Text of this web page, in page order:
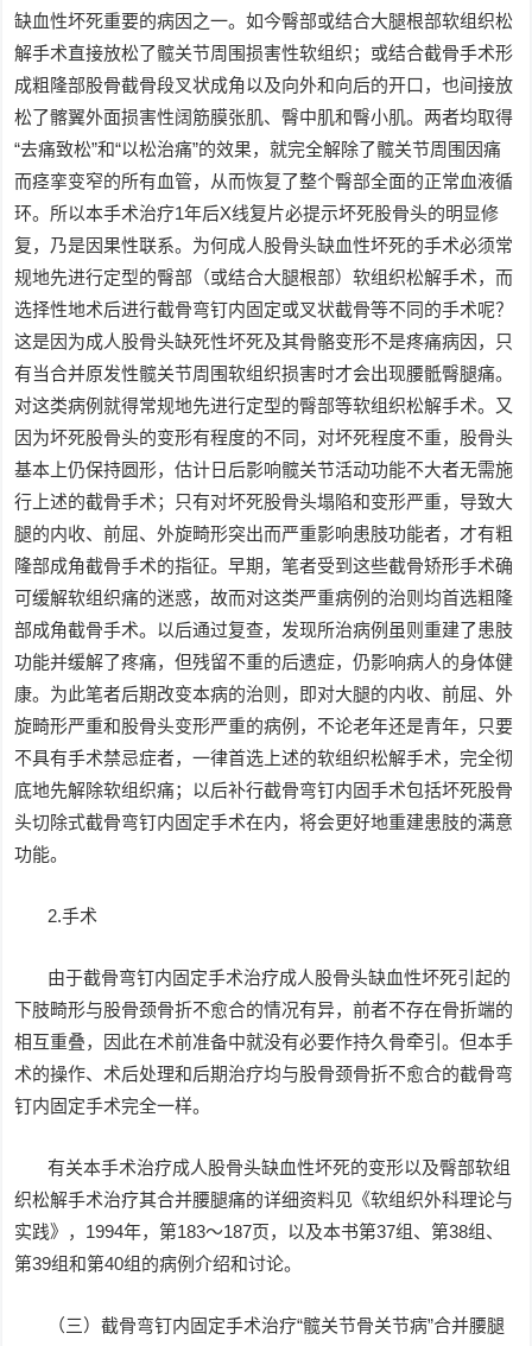
缺血性坏死重要的病因之一。如今臀部或结合大腿根部软组织松
解手术直接放松了髋关节周围损害性软组织；或结合截骨手术形
成粗隆部股骨截骨段叉状成角以及向外和向后的开口，也间接放
松了髂翼外面损害性阔筋膜张肌、臀中肌和臀小肌。两者均取得
“去痛致松”和“以松治痛”的效果，就完全解除了髋关节周围因痛
而痉挛变窄的所有血管，从而恢复了整个臀部全面的正常血液循
环。所以本手术治疗1年后X线复片必提示坏死股骨头的明显修
复，乃是因果性联系。为何成人股骨头缺血性坏死的手术必须常
规地先进行定型的臀部（或结合大腿根部）软组织松解手术，而
选择性地术后进行截骨弯钉内固定或叉状截骨等不同的手术呢？
这是因为成人股骨头缺死性坏死及其骨骼变形不是疼痛病因，只
有当合并原发性髋关节周围软组织损害时才会出现腰骶臀腿痛。
对这类病例就得常规地先进行定型的臀部等软组织松解手术。又
因为坏死股骨头的变形有程度的不同，对坏死程度不重，股骨头
基本上仍保持圆形，估计日后影响髋关节活动功能不大者无需施
行上述的截骨手术；只有对坏死股骨头塌陷和变形严重，导致大
腿的内收、前屈、外旋畸形突出而严重影响患肢功能者，才有粗
隆部成角截骨手术的指征。早期，笔者受到这些截骨矫形手术确
可缓解软组织痛的迷惑，故而对这类严重病例的治则均首选粗隆
部成角截骨手术。以后通过复查，发现所治病例虽则重建了患肢
功能并缓解了疼痛，但残留不重的后遗症，仍影响病人的身体健
康。为此笔者后期改变本病的治则，即对大腿的内收、前屈、外
旋畸形严重和股骨头变形严重的病例，不论老年还是青年，只要
不具有手术禁忌症者，一律首选上述的软组织松解手术，完全彻
底地先解除软组织痛；以后补行截骨弯钉内固手术包括坏死股骨
头切除式截骨弯钉内固定手术在内，将会更好地重建患肢的满意
功能。
2.手术
由于截骨弯钉内固定手术治疗成人股骨头缺血性坏死引起的
下肢畸形与股骨颈骨折不愈合的情况有异，前者不存在骨折端的
相互重叠，因此在术前准备中就没有必要作持久骨牵引。但本手
术的操作、术后处理和后期治疗均与股骨颈骨折不愈合的截骨弯
钉内固定手术完全一样。
有关本手术治疗成人股骨头缺血性坏死的变形以及臀部软组
织松解手术治疗其合并腰腿痛的详细资料见《软组织外科理论与
实践》，1994年，第183～187页，以及本书第37组、第38组、
第39组和第40组的病例介绍和讨论。
（三）截骨弯钉内固定手术治疗“髋关节骨关节病”合并腰腿